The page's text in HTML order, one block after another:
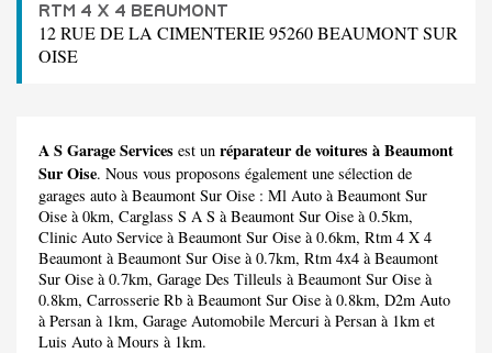
RTM 4 X 4 BEAUMONT
12 RUE DE LA CIMENTERIE 95260 BEAUMONT SUR
OISE
A S Garage Services est un réparateur de voitures à Beaumont
Sur Oise. Nous vous proposons également une sélection de
garages auto à Beaumont Sur Oise : Ml Auto à Beaumont Sur
Oise à 0km, Carglass S A S à Beaumont Sur Oise à 0.5km,
Clinic Auto Service à Beaumont Sur Oise à 0.6km, Rtm 4 X 4
Beaumont à Beaumont Sur Oise à 0.7km, Rtm 4x4 à Beaumont
Sur Oise à 0.7km, Garage Des Tilleuls à Beaumont Sur Oise à
0.8km, Carrosserie Rb à Beaumont Sur Oise à 0.8km, D2m Auto
à Persan à 1km, Garage Automobile Mercuri à Persan à 1km et
Luis Auto à Mours à 1km.